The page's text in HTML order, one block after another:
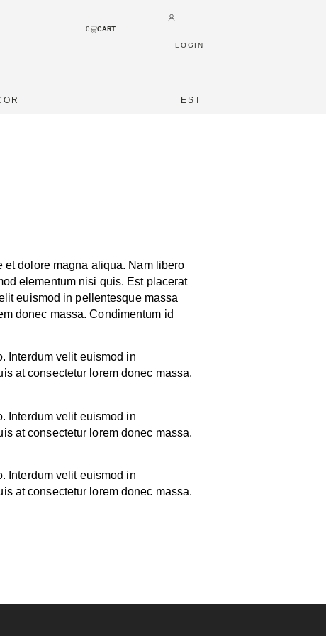
0
LOGIN
EST
et dolore magna aliqua. Nam libero
elementum nisi quis. Est placerat
euismod in pellentesque massa
donec massa. Condimentum id
Interdum velit euismod in
at consectetur lorem donec massa.
Interdum velit euismod in
at consectetur lorem donec massa.
Interdum velit euismod in
at consectetur lorem donec massa.